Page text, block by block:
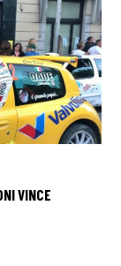
VINCE